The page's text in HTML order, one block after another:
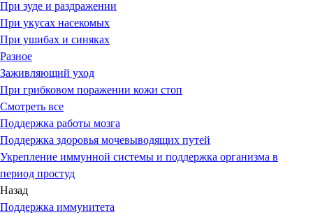
При зуде и раздражении
При укусах насекомых
При ушибах и синяках
Разное
Заживляющий уход
При грибковом поражении кожи стоп
Смотреть все
Поддержка работы мозга
Поддержка здоровья мочевыводящих путей
Укрепление иммунной системы и поддержка организма в
период простуд
Назад
Поддержка иммунитета